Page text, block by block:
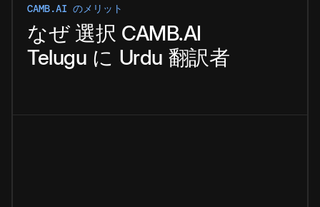
CAMB.AI のメリット
なぜ 選択 CAMB.AI
Telugu に Urdu 翻訳者